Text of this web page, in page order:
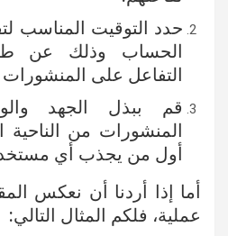
حدد التوقيت المناسب
الحساب وذلك عن
التفاعل على المنشورات
قم ببذل الجهد
المنشورات من الناحية
أول من يجذب أي
أما إذا أردنا أن نعكس
عملية، فلكم المثال التالي: